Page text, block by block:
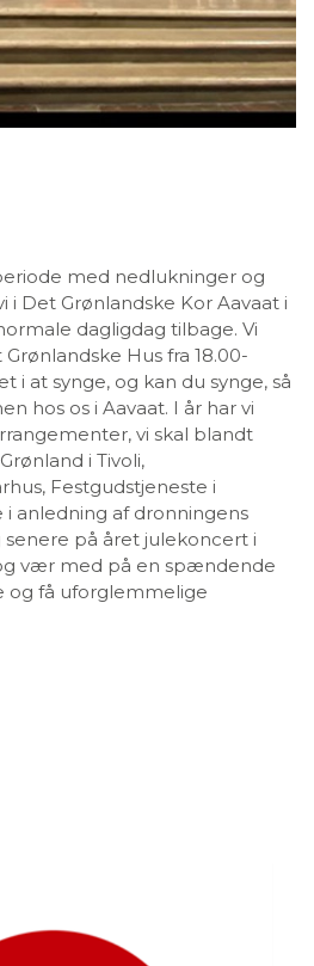
med nedlukninger og
i Det Grønlandske Kor Aavaat i
dagligdag tilbage. Vi
Hus fra 18.00-
i at synge, og kan du synge, så
hos os i Aavaat. I år har vi
vi skal blandt
i Tivoli,
Festgudstjeneste i
anledning af dronningens
på året julekoncert i
vær med på en spændende
og få uforglemmelige